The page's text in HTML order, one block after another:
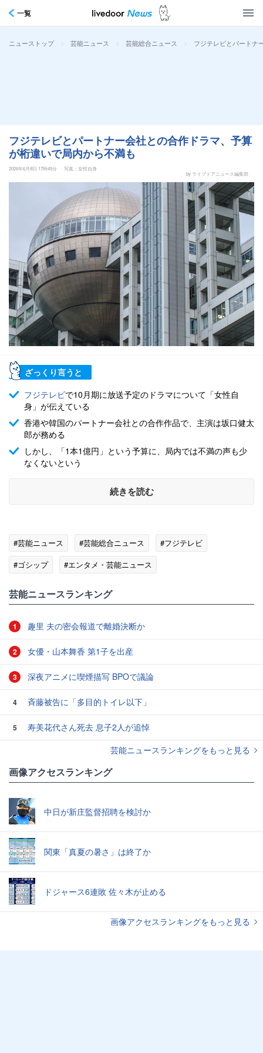
一覧
ニューストップ > 芸能ニュース > 芸能総合ニュース > フジテレビとパートナ
フジテレビとパートナー会社との合作ドラマ、予算
が桁違いで局内から不満も
2026年6月8日 17時45分
写真：女性自身
by ライブドアニュース編集部
ざっくり言うと
フジテレビで10月期に放送予定のドラマについて「女性自
身」が伝えている
香港や韓国のパートナー会社との合作作品で、主演は坂口健太
郎が務める
しかし、「1本1億円」という予算に、局内では不満の声も少
なくないという
続きを読む
#芸能ニュース #芸能総合ニュース
#フジテレビ
#ゴシップ
#エンタメ・芸能ニュース
芸能ニュースランキング
1 趣里 夫の密会報道で離婚決断か
2 女優・山本舞香 第1子を出産
3 深夜アニメに喫煙描写 BPOで議論
4 斉藤被告に「多目的トイレ以下」
5
寿美花代さん死去 息子2人が追悼
芸能ニュースランキングをもっと見る
画像アクセスランキング
中日が新庄監督招聘を検討か
関東「真夏の暑さ」は終了か
ドジャース6連敗 佐々木が止める
画像アクセスランキングをもっと見る